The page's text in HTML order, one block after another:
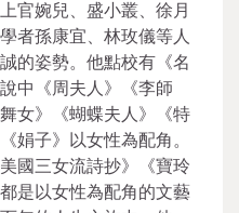
官婉兒、盛小叢、徐月
者孫康宜、林玫儀等人
的姿勢。他點校有《名
中《周夫人》《李師
女》《蝴蝶夫人》《特
娟子》以女性為配角。
國三女流詩抄》《寶玲
是以女性為配角的文藝